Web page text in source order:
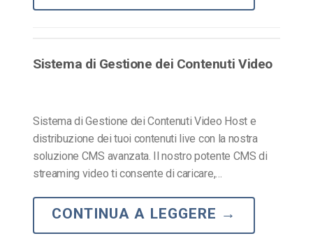
Sistema di Gestione dei Contenuti Video
Sistema di Gestione dei Contenuti Video Host e
distribuzione dei tuoi contenuti live con la nostra
soluzione CMS avanzata. Il nostro potente CMS di
streaming video ti consente di caricare,…
CONTINUA A LEGGERE →